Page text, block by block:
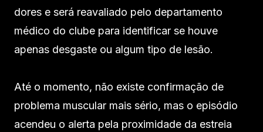
dores e será reavaliado pelo departamento
médico do clube para identificar se houve
apenas desgaste ou algum tipo de lesão.
Até o momento, não existe confirmação de
problema muscular mais sério, mas o episódio
acendeu o alerta pela proximidade da estreia